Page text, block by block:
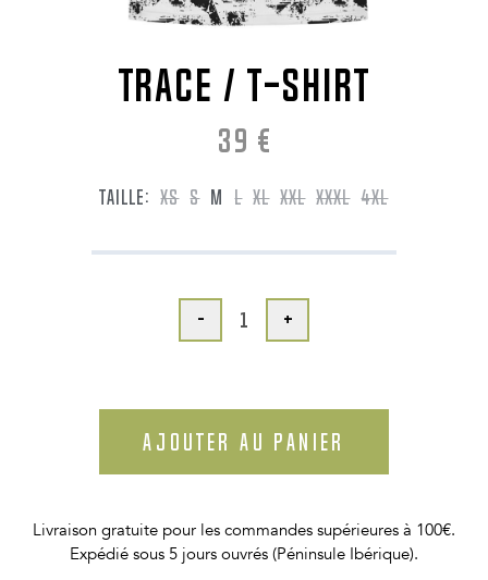
TRACE / T-Shirt
39 €
TAILLE: XS S M L XL XXL XXXL 4XL
- +
AJOUTER AU PANIER
Livraison gratuite pour les commandes supérieures à 100€.
Expédié sous 5 jours ouvrés (Péninsule Ibérique).